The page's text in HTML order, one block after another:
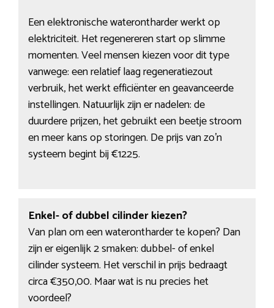
Een elektronische waterontharder werkt op
elektriciteit. Het regenereren start op slimme
momenten. Veel mensen kiezen voor dit type
vanwege: een relatief laag regeneratiezout
verbruik, het werkt efficiënter en geavanceerde
instellingen. Natuurlijk zijn er nadelen: de
duurdere prijzen, het gebruikt een beetje stroom
en meer kans op storingen. De prijs van zo’n
systeem begint bij €1225.
Enkel- of dubbel cilinder kiezen?
Van plan om een waterontharder te kopen? Dan
zijn er eigenlijk 2 smaken: dubbel- of enkel
cilinder systeem. Het verschil in prijs bedraagt
circa €350,00. Maar wat is nu precies het
voordeel?